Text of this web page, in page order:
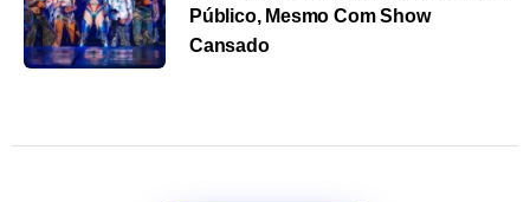
Público, Mesmo Com Show
Cansado